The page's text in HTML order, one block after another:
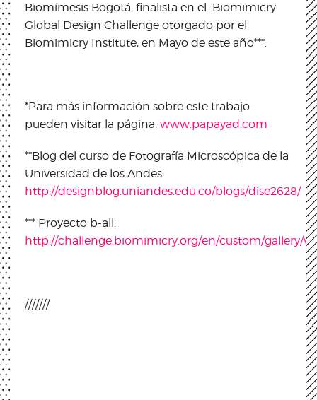
Biomímesis Bogotá, finalista en el Biomimicry
Global Design Challenge otorgado por el
Biomimicry Institute, en Mayo de este año***.
*Para más información sobre este trabajo
pueden visitar la página: www.papayad.com
**Blog del curso de Fotografía Microscópica de la
Universidad de los Andes:
http://designblog.uniandes.edu.co/blogs/dise2628/
*** Proyecto b-all:
http://challenge.biomimicry.org/en/custom/gallery/
///////